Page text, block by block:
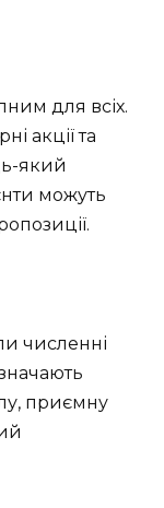
для всіх.
акції та
який
можуть
численні
приємну